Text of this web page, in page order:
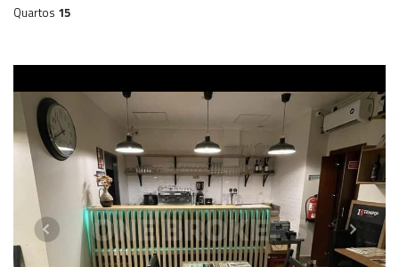
Quartos 15